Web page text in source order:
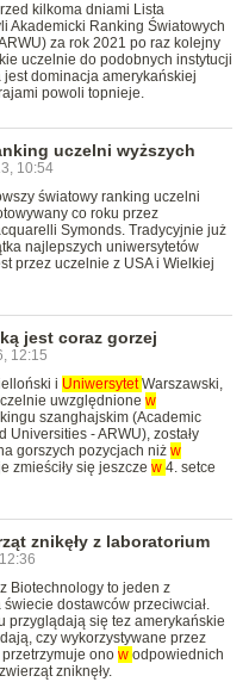
kilkoma dniami Lista
Akademicki Ranking Światowych
za rok 2021 po raz kolejny
uczelnie do podobnych instytucji
dominacja amerykańskiej
powoli topnieje.
uczelni wyższych
10:54
światowy ranking uczelni
co roku przez
Symonds. Tradycyjnie już
najlepszych uniwersytetów
przez uczelnie z USA i Wielkiej
jest coraz gorzej
12:15
i UniwersytetWarszawski,
uwzględnione w
szanghajskim (Academic
Universities - ARWU), zostały
gorszych pozycjach niż w
zmieściły się jeszcze w 4. setce
znikęły z laboratorium
Biotechnology to jeden z
dostawców przeciwciał.
przyglądają się tez amerykańskie
czy wykorzystywane przez
ono w odpowiednich
zniknęły.